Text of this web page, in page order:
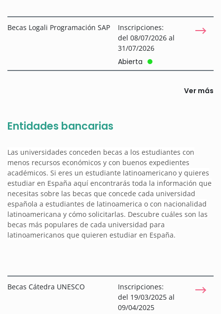
Becas Logali Programación SAP
Inscripciones:
del 08/07/2026 al
31/07/2026
Abierta
Ver más
Entidades bancarias
Las universidades conceden becas a los estudiantes con
menos recursos económicos y con buenos expedientes
académicos. Si eres un estudiante latinoamericano y quieres
estudiar en España aquí encontrarás toda la información que
necesitas sobre las becas que concede cada universidad
española a estudiantes de latinoamerica o con nacionalidad
latinoamericana y cómo solicitarlas. Descubre cuáles son las
becas más populares de cada universidad para
latinoamericanos que quieren estudiar en España.
Becas Cátedra UNESCO
Inscripciones:
del 19/03/2025 al
09/04/2025